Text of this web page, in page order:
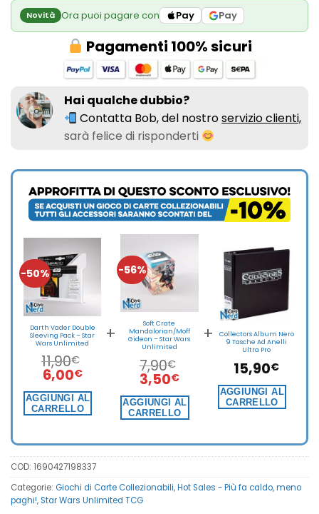
Novità Ora puoi pagare con Pay Pay
Pagamenti 100% sicuri
Hai qualche dubbio?
Contatta Bob, del nostroservizio clienti,
sarà felice di risponderti
-50%
Darth Vader Double
Sleeving Pack – Star
Wars Unlimited
11,90€
Il
prezzo
originale
era:
6,00€Il
prezzo
attuale
è:
AGGIUNGI AL
CARRELLO
+
-56%
Soft Crate
Mandalorian/Moff
Gideon – Star Wars
Unlimited
7,90€
Il
prezzo
originale
era:
3,50€Il
prezzo
attuale
è:
AGGIUNGI AL
CARRELLO
+
Collectors Album Nero
9 Tasche Ad Anelli
Ultra Pro
15,90€
AGGIUNGI AL
CARRELLO
COD: 1690427198337
Categorie: Giochi di Carte Collezionabili,Hot Sales - Più fa caldo, meno
paghi!, Star Wars Unlimited TCG